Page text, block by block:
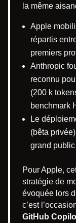
la même
Apple
répartis
premiers
Anthropic
reconnu
(200 k
benchmark
Le
(bêta
grand
Pour Apple,
stratégie de
évoquée lors
c’est
GitHub